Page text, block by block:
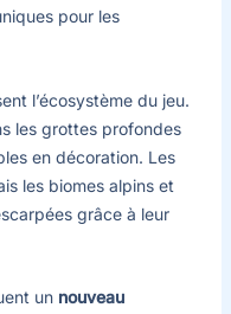
pour les
l’écosystème du jeu.
les grottes profondes
en décoration. Les
les biomes alpins et
grâce à leur
un nouveau